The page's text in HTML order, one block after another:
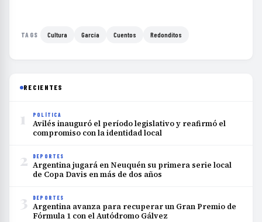
TAGS Cultura García Cuentos Redonditos
RECIENTES
1 POLÍTICA
Avilés inauguró el período legislativo y reafirmó el
compromiso con la identidad local
2 DEPORTES
Argentina jugará en Neuquén su primera serie local
de Copa Davis en más de dos años
3 DEPORTES
Argentina avanza para recuperar un Gran Premio de
Fórmula 1 con el Autódromo Gálvez